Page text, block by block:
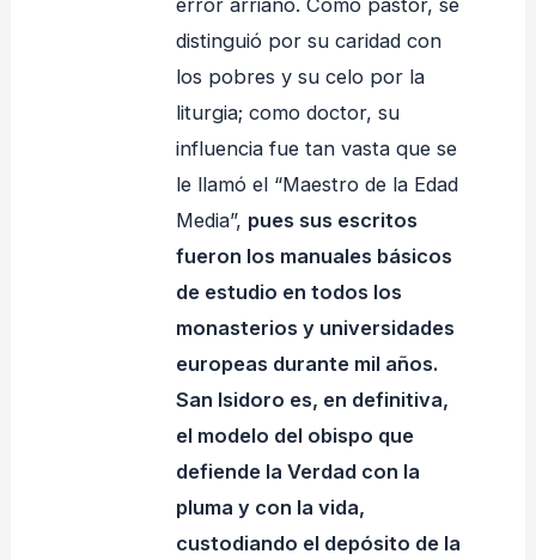
distinguió por su caridad con
los pobres y su celo por la
liturgia; como doctor, su
influencia fue tan vasta que se
le llamó el “Maestro de la Edad
Media”, pues sus escritos
fueron los manuales básicos
de estudio en todos los
monasterios y universidades
europeas durante mil años.
San Isidoro es, en definitiva,
el modelo del obispo que
defiende la Verdad con la
pluma y con la vida,
custodiando el depósito de la